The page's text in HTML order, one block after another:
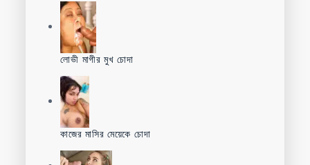
লোভী মাগীর মুখ চোদা
কাজের মাসির মেয়েকে চোদা